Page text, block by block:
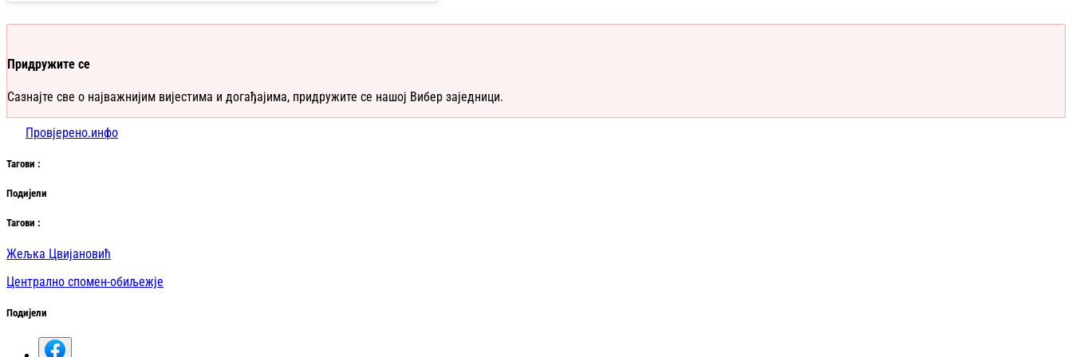
Придружите се
Сазнајте све о најважнијим вијестима и догађајима, придружите се нашој Вибер заједници.
Провјерено.инфо
Тагови :
Подијели
Тагови :
Жељка Цвијановић
Централно спомен-обиљежје
Подијели